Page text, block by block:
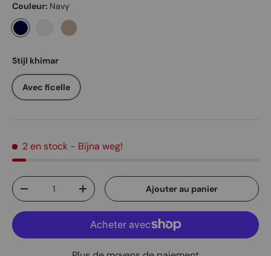
Couleur: Navy
Navy
Stijl khimar
Avec ficelle
2 en stock - Bijna weg!
Qté
Diminuer la quantitéAugmenter la quantitéAjouter au panier